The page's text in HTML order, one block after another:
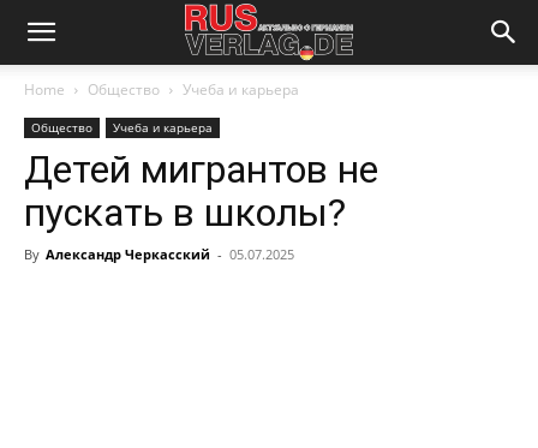
Home Общество Учеба и карьера
Общество Учеба и карьера
Детей мигрантов не
пускать в школы?
By Александр Черкасский - 05.07.2025